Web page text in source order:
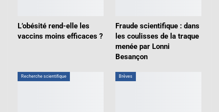
L’obésité rend-elle les
vaccins moins efficaces ?
Fraude scientifique : dans
les coulisses de la traque
menée par Lonni
Besançon
Recherche scientifique Brèves